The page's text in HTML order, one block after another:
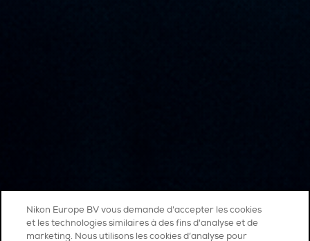
Nikon Europe BV vous demande d'accepter les cookies
et les technologies similaires à des fins d'analyse et de
marketing. Nous utilisons les cookies d’analyse pour